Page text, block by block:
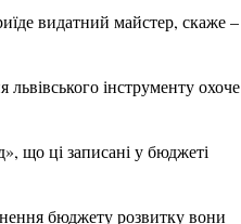
видатний майстер, скаже –
інструменту охоче
що ці записані у бюджеті
бюджету розвитку вони